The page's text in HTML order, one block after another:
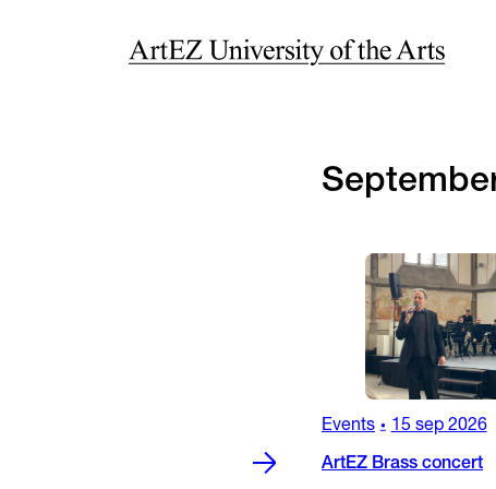
Events • 15 sep 2026
ArtEZ Brass concert